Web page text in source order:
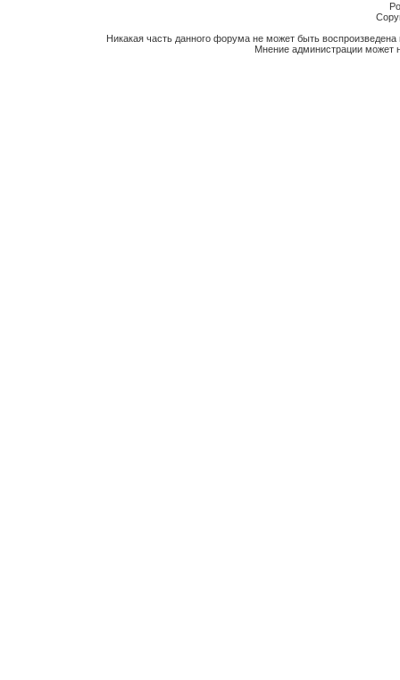
Никакая часть данного форума не может быть
Мнение администрации может